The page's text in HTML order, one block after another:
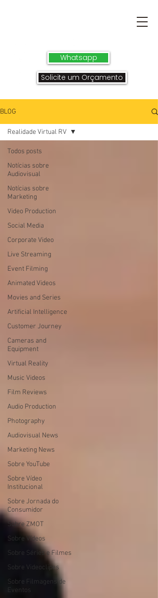
Whatsapp
Solicite um Orçamento
BLOG
Todos posts
Notícias sobre
Audiovisual
Notícias sobre
Marketing
Video Production
Social Media
Corporate Video
Live Streaming
Event Filming
Animated Videos
Movies and Series
Artificial Intelligence
Customer Journey
Cameras and
Equipment
Virtual Reality
Music Videos
Film Reviews
Audio Production
Photography
Audiovisual News
Marketing News
Sobre YouTube
Sobre Vídeo
Institucional
Sobre Jornada do
Consumidor
Sobre ZMOT
Sobre Vídeos
Sobre Séries e Filmes
Sobre Videoclipes
Sobre Filmagens de
Eventos
Realidade Virtual RV